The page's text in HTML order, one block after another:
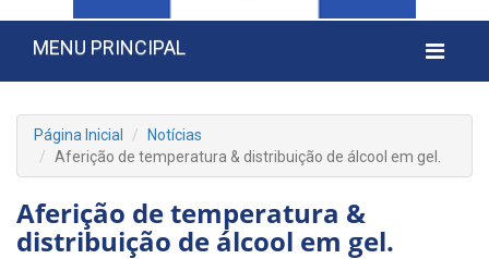
MENU PRINCIPAL
Página Inicial
Notícias
Aferição de temperatura & distribuição de álcool em gel.
Aferição de temperatura &
distribuição de álcool em gel.